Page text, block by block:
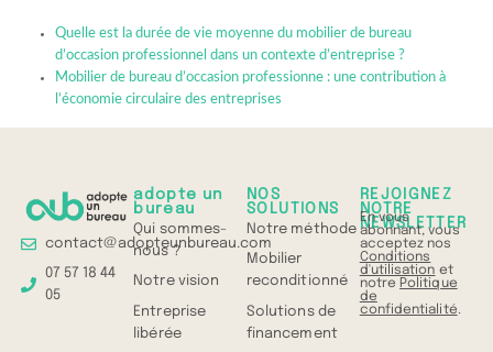
Quelle est la durée de vie moyenne du mobilier de bureau
d’occasion professionnel dans un contexte d’entreprise ?
Mobilier de bureau d’occasion professionne : une contribution à
l’économie circulaire des entreprises
contact@adopteunbureau.com
07 57 18 44
05
adopte un
bureau
Qui sommes-
nous ?
Notre vision
Entreprise
libérée
NOS
SOLUTIONS
Notre méthode
Mobilier
reconditionné
Solutions de
financement
REJOIGNEZ
NOTRE
NEWSLETTER
En vous
abonnant, vous
acceptez nos
Conditions
d'utilisation et
notre Politique
de
confidentialité.